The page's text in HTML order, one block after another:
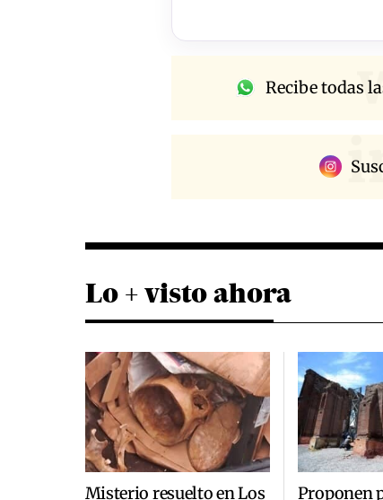
Recibe todas
Lo + visto ahora
Misterio resuelto en Los
Proponen